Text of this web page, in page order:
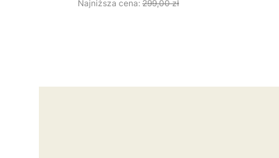
Najniższa cena: 299,00 zł